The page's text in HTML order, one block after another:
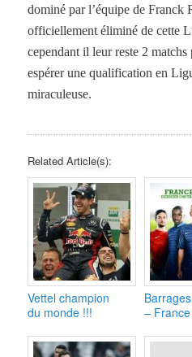
dominé par l’équipe de Franck
officiellement éliminé de cette
cependant il leur reste 2
espérer une qualification en
miraculeuse.
Related Article(s):
Vettel champion
du monde !!!
– France